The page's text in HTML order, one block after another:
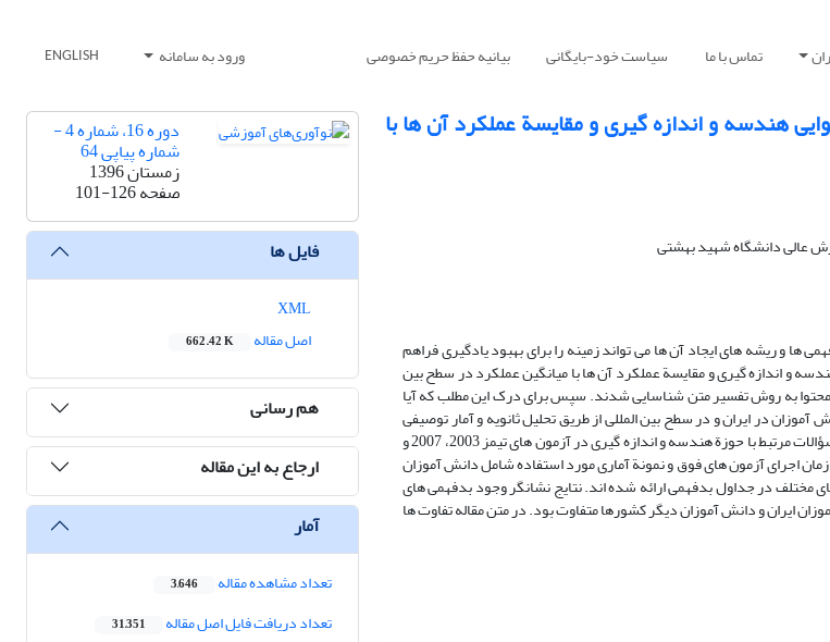
تماس با ما سیاست خود-بایگانی بیانیه حفظ حریم خصوصی ورود به سامانه ENGLISH
هندسه و اندازه گیری و مقایسة عملکرد آن ها با
عالی دانشگاه شهید بهشتی
و ریشه های ایجاد آن ها می تواند زمینه را برای بهبود یادگیری فراهم
و اندازه گیری و مقایسة عملکرد آن ها با میانگین عملکرد در سطح بین
بررسی در آزمون تیمز سال های 2003، 2007 و 2011 از طریق تحلیل محتوا به روش تفسیر متن شناسایی شدند. سپس برای درک این مطلب که آیا
در ایران و در سطح بین المللی از طریق تحلیل ثانویه و آمار توصیفی
بررسی شد. میزان شیوع هر بدفهمی با عددی از 4-0 نمایش داده شد. ابزار مورد استفاده در پژوهش، سؤالات مرتبط با حوزة هندسه و اندازه گیری در آزمون های تیمز 2003، 2007 و
اجرای آزمون های فوق و نمونة آماری مورد استفاده شامل دانش آموزان
در جداول بدفهمی ارائه شده اند. نتایج نشانگر وجود بدفهمی های
ایران و دانش آموزان دیگر کشورها متفاوت بود. در متن مقاله تفاوت ها
دوره 16، شماره 4 -
شماره پیاپی 64
زمستان 1396
صفحه101-126
فایل ها
اصل مقاله
662.42 K
هم رسانی
ارجاع به این مقاله
آمار
تعداد مشاهده مقاله 3,646
تعداد دریافت فایل اصل مقاله 31,351